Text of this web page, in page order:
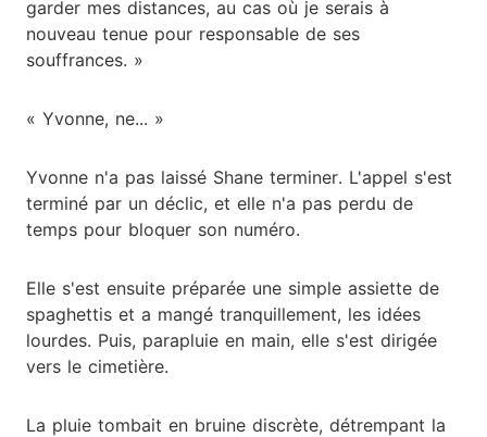
garder mes distances, au cas où je serais à
nouveau tenue pour responsable de ses
souffrances. »
« Yvonne, ne... »
Yvonne n'a pas laissé Shane terminer. L'appel s'est
terminé par un déclic, et elle n'a pas perdu de
temps pour bloquer son numéro.
Elle s'est ensuite préparée une simple assiette de
spaghettis et a mangé tranquillement, les idées
lourdes. Puis, parapluie en main, elle s'est dirigée
vers le cimetière.
La pluie tombait en bruine discrète, détrempant la